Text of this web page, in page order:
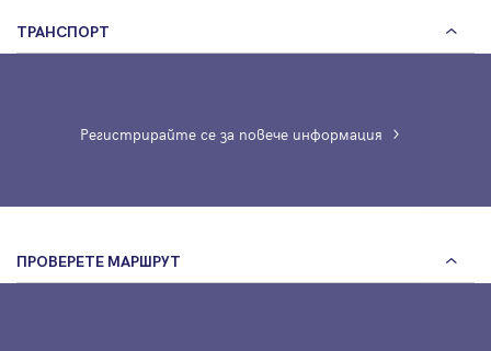
ТРАНСПОРТ
Регистрирайте се за повече информация
ПРОВЕРЕТЕ МАРШРУТ